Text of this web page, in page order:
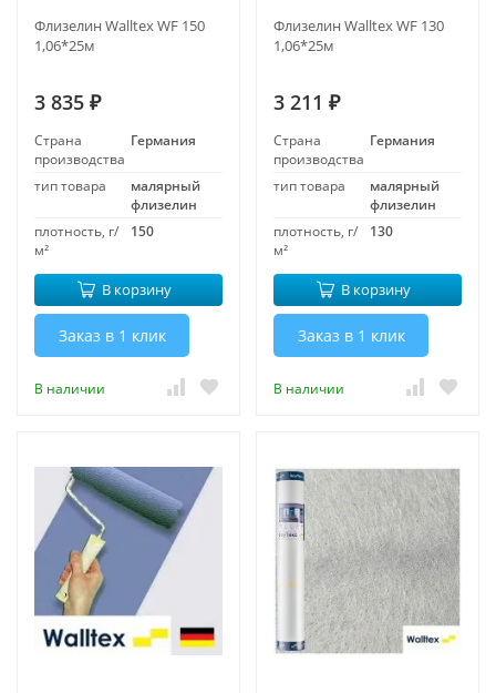
Флизелин Walltex WF 150
1,06*25м
3 835 ₽
Страна
производства
Германия
тип товара
малярный
флизелин
плотность, г/
м²
150
В корзину
Заказ в 1 клик
В наличии
Флизелин Walltex WF 130
1,06*25м
3 211 ₽
Страна
производства
Германия
тип товара
малярный
флизелин
плотность, г/
м²
130
В корзину
Заказ в 1 клик
В наличии